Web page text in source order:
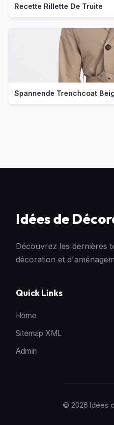
Recette Rillette De Truite
Spannende Trenchcoat
Idées de
Découvrez les dernières
décoration et
Quick Links
Home
Sitemap XML
Admin
© 2026 Idées